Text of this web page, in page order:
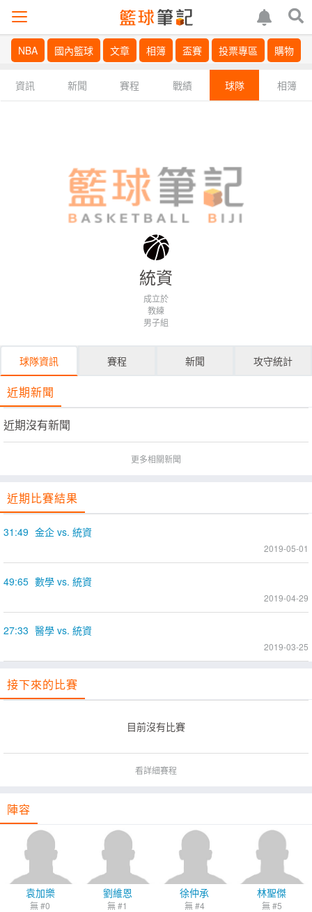
NBA 國內籃球 文章 相簿 盃賽 投票專區 購物
資訊 新聞 賽程 戰績 球隊 相簿
統資
成立於
教練
男子組
球隊資訊 賽程 新聞 攻守統計
近期新聞
近期沒有新聞
更多相關新聞
近期比賽結果
31:49 金企 vs. 統資
2019-05-01
49:65 數學 vs. 統資
2019-04-29
27:33 醫學 vs. 統資
2019-03-25
接下來的比賽
目前沒有比賽
看詳細賽程
陣容
袁加樂
無 #0
劉維恩
無 #1
徐仲承
無 #4
林聖傑
無 #5